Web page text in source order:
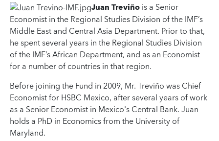
Juan Treviñois a Senior
Economist in the Regional Studies Division of the IMF’s
Middle East and Central Asia Department. Prior to that,
he spent several years in the Regional Studies Division
of the IMF’s African Department, and as an Economist
for a number of countries in that region.
Before joining the Fund in 2009, Mr. Treviño was Chief
Economist for HSBC Mexico, after several years of work
as a Senior Economist in Mexico's Central Bank. Juan
holds a PhD in Economics from the University of
Maryland.